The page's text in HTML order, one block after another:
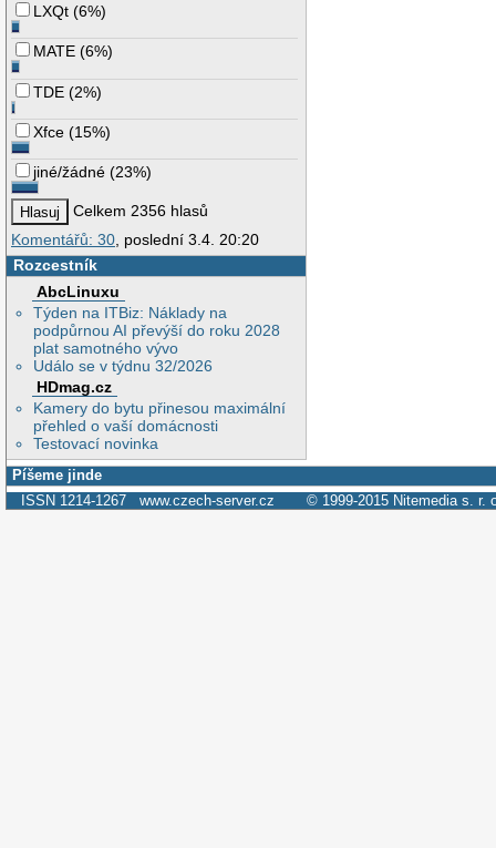
LXQt (6%)
MATE (6%)
TDE (2%)
Xfce (15%)
jiné/žádné (23%)
Celkem 2356 hlasů
Komentářů: 30 , poslední 3.4. 20:20
Rozcestník
AbcLinuxu
Týden na ITBiz: Náklady na
podpůrnou AI převýší do roku 2028
plat samotného vývo
Událo se v týdnu 32/2026
HDmag.cz
Kamery do bytu přinesou maximální
přehled o vaší domácnosti
Testovací novinka
Píšeme jinde
ISSN 1214-1267 www.czech-server.cz © 1999-2015 Nitemedia s. r.